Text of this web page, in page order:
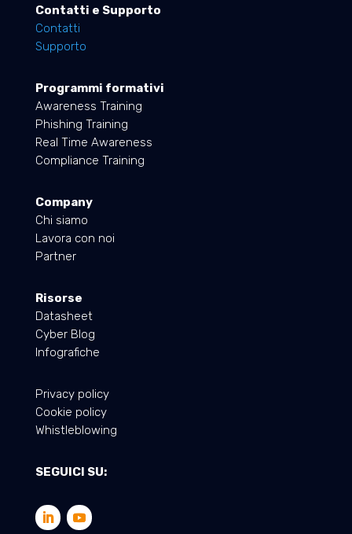
Contatti e Supporto
Contatti
Supporto
Programmi formativi
Awareness Training
Phishing Training
Real Time Awareness
Compliance Training
Company
Chi siamo
Lavora con noi
Partner
Risorse
Datasheet
Cyber Blog
Infografiche
Privacy policy
Cookie policy
Whistleblowing
SEGUICI SU: